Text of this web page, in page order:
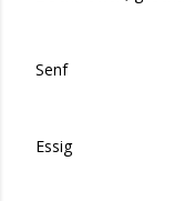
Senf
Essig